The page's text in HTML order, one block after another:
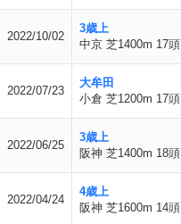
2022/10/02
3歳上
中京 芝1400m 17頭
2022/07/23
大牟田
小倉 芝1200m 17頭
2022/06/25
3歳上
阪神 芝1400m 18頭
2022/04/24
4歳上
阪神 芝1600m 14頭